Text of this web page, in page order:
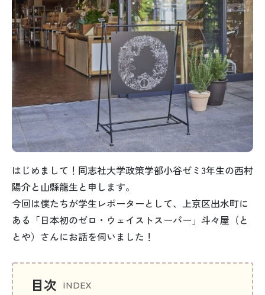
はじめまして！同志社大学政策学部小谷ゼミ3年生の西村
陽介と山縣龍生と申します。
今回は僕たちが学生レポーターとして、上京区出水町に
ある「日本初のゼロ・ウェイストスーパー」斗々屋（と
とや）さんにお話を伺いました！
目次